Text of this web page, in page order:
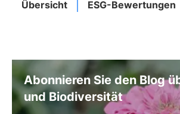
Übersicht ESG-Bewertungen
Abonnieren Sie den Blog
und Biodiversität